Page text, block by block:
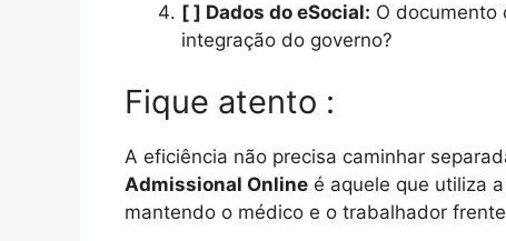
[ ] Dados do eSocial: O documento
integração do governo?
Fique atento :
A eficiência não precisa caminhar
Admissional Online é aquele que utiliza
mantendo o médico e o trabalhador